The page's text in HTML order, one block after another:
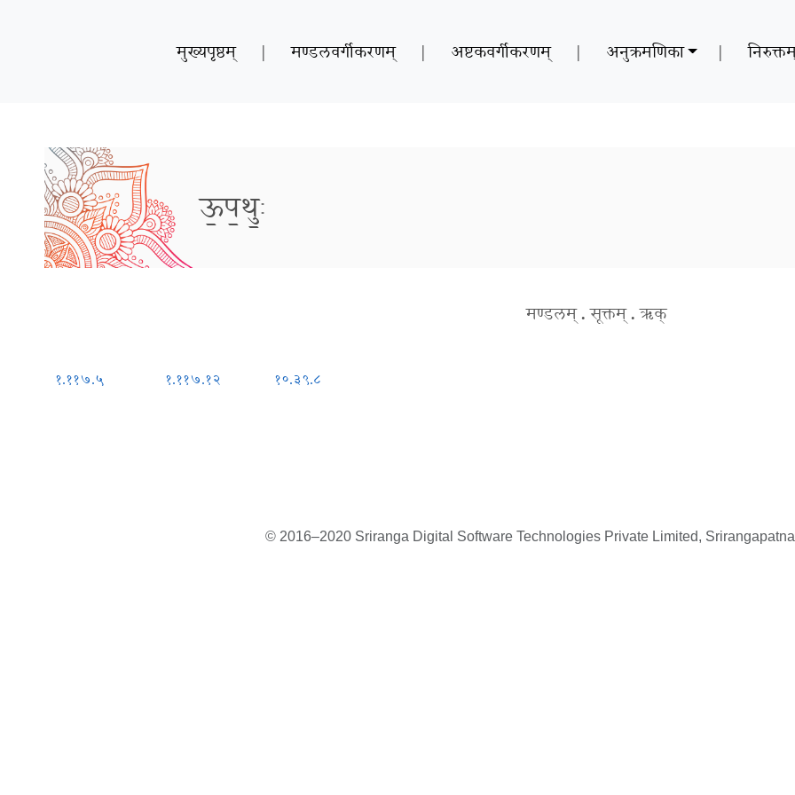
मुख्यपृष्ठम् | मण्डलवर्गीकरणम् | अष्टकवर्गीकरणम् | अनुक्रमणिका |
ऊ॒प॒थुः॒
मण्डलम् . सूक्तम् . ऋक्
१.११७.५ १.११७.१२ १०.३९.८
© 2016–2020 Sriranga Digital Software Technologies Private Limited,